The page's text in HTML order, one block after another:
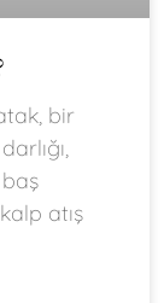
bir
atış